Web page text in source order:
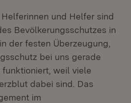
Helferinnen und Helfer sind
Bevölkerungsschutzes in
der festen Überzeugung,
bei uns gerade
weil viele
dabei sind. Das
im